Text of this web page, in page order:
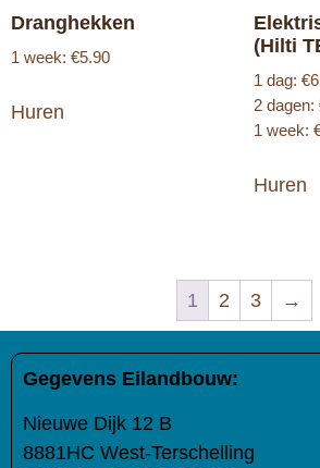
Dranghekken
1 week: €5.90
Huren
(Hilti
1 dag:
2 dagen:
1 week:
Huren
1 2 3 →
Gegevens Eilandbouw:
Nieuwe Dijk 12 B
8881HC West-Terschelling